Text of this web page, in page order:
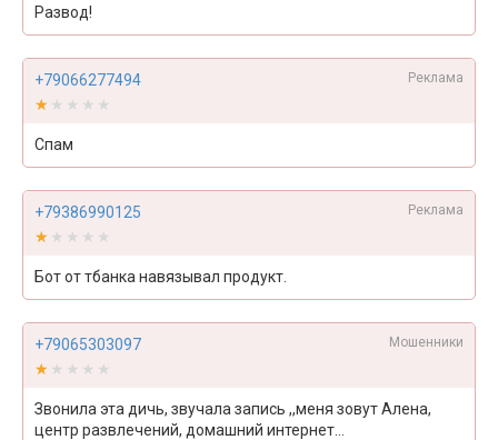
Развод!
+79066277494 Реклама
★★★★★
★★★★★
Спам
+79386990125 Реклама
★★★★★
★★★★★
Бот от тбанка навязывал продукт.
+79065303097 Мошенники
★★★★★
★★★★★
Звонила эта дичь, звучала запись ,,меня зовут Алена,
центр развлечений, домашний интернет...